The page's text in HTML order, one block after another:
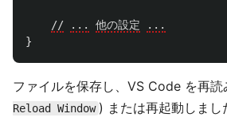
// ... 他の設定
...
}
ファイルを保存し、VS Code を再読
Reload Window ) または再起動しまし